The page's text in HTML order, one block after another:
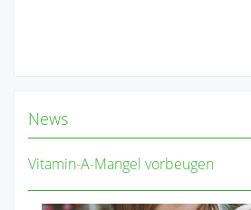
News
Vitamin-A-Mangel vorbeugen